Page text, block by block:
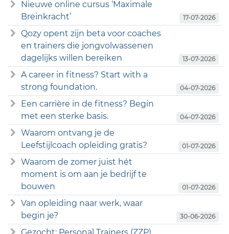
Nieuwe online cursus ‘Maximale
Breinkracht’
17-07-2026
Qozy opent zijn beta voor coaches
en trainers die jongvolwassenen
dagelijks willen bereiken
13-07-2026
A career in fitness? Start with a
strong foundation.
04-07-2026
Een carrière in de fitness? Begin
met een sterke basis.
04-07-2026
Waarom ontvang je de
Leefstijlcoach opleiding gratis?
01-07-2026
Waarom de zomer juist hét
moment is om aan je bedrijf te
bouwen
01-07-2026
Van opleiding naar werk, waar
begin je?
30-06-2026